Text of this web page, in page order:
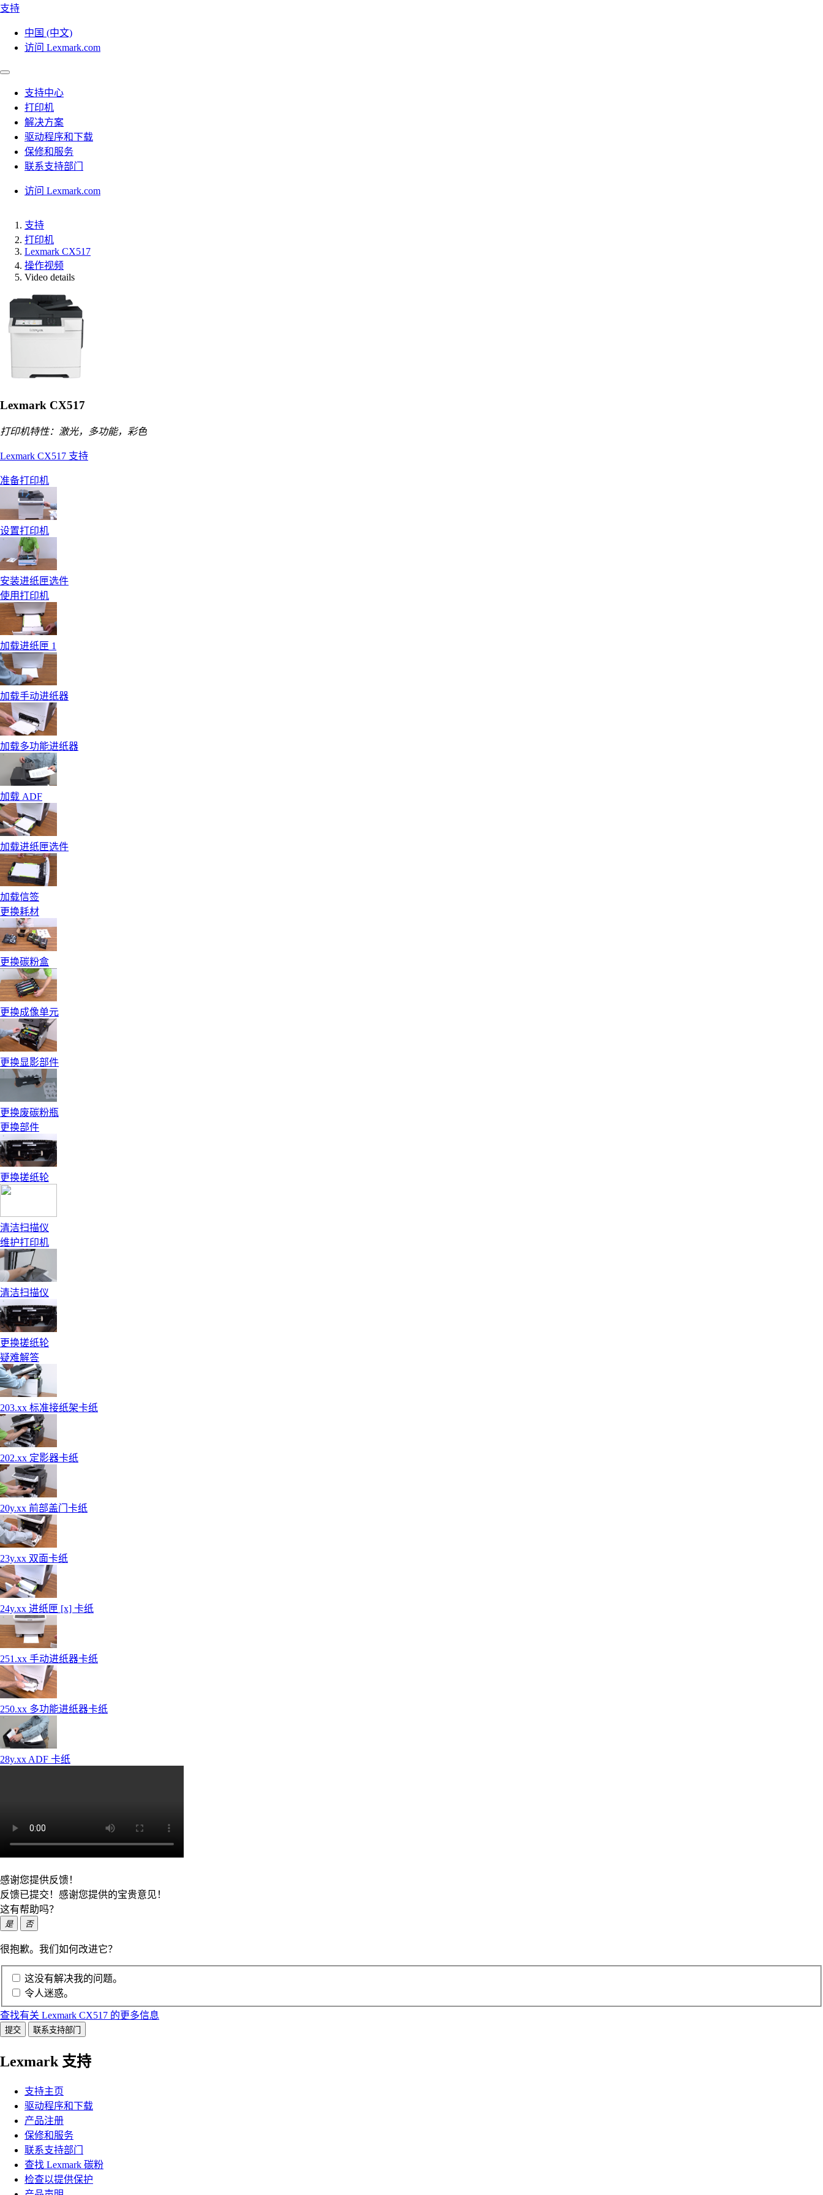
支持
中国 (中文)
访问 Lexmark.com
支持中心
打印机
解决方案
驱动程序和下载
保修和服务
联系支持部门
访问 Lexmark.com
支持
打印机
Lexmark CX517
操作视频
Video details
Lexmark CX517
打印机特性：激光，多功能，彩色
Lexmark CX517 支持
准备打印机
设置打印机
安装进纸匣选件
使用打印机
加载进纸匣 1
加载手动进纸器
加载多功能进纸器
加载 ADF
加载进纸匣选件
加载信签
更换耗材
更换碳粉盒
更换成像单元
更换显影部件
更换废碳粉瓶
更换部件
更换搓纸轮
清洁扫描仪
维护打印机
清洁扫描仪
更换搓纸轮
疑难解答
203.xx 标准接纸架卡纸
202.xx 定影器卡纸
20y.xx 前部盖门卡纸
23y.xx 双面卡纸
24y.xx 进纸匣 [x] 卡纸
251.xx 手动进纸器卡纸
250.xx 多功能进纸器卡纸
28y.xx ADF 卡纸
感谢您提供反馈！
反馈已提交！感谢您提供的宝贵意见！
这有帮助吗？
是 否
很抱歉。我们如何改进它？
这没有解决我的问题。
令人迷惑。
查找有关 Lexmark CX517 的更多信息
提交 联系支持部门
Lexmark 支持
支持主页
驱动程序和下载
产品注册
保修和服务
联系支持部门
查找 Lexmark 碳粉
检查以提供保护